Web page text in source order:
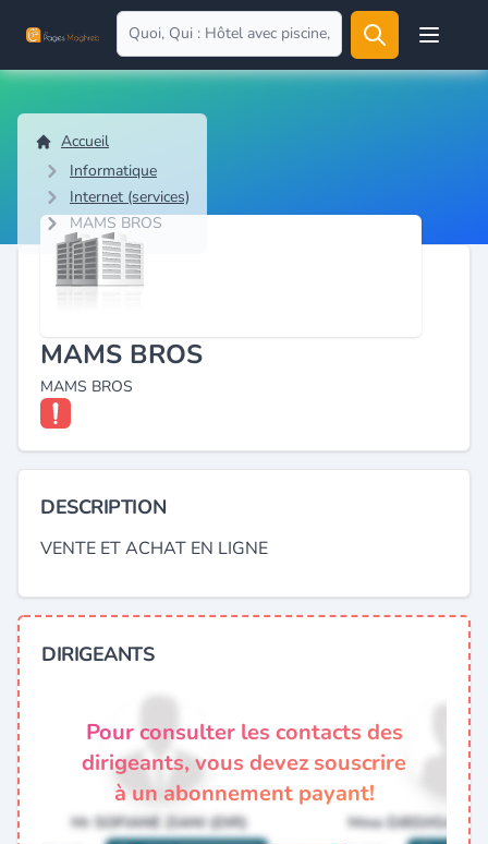
Open
Accueil
Informatique
Internet (services)
MAMS BROS
MAMS BROS
MAMS BROS
DESCRIPTION
VENTE ET ACHAT EN LIGNE
DIRIGEANTS
Pour consulter les contacts des
dirigeants, vous devez souscrire
à un abonnement payant!